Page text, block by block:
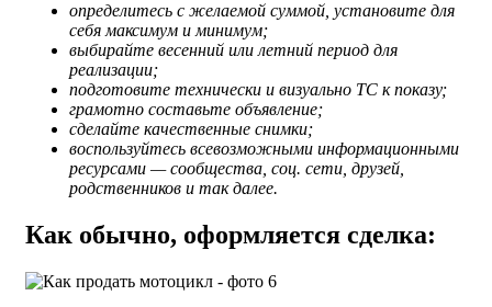
определитесь с желаемой суммой, установите для
себя максимум и минимум;
выбирайте весенний или летний период для
реализации;
подготовите технически и визуально ТС к показу;
грамотно составьте объявление;
сделайте качественные снимки;
воспользуйтесь всевозможными информационными
ресурсами — сообщества, соц. сети, друзей,
родственников и так далее.
Как обычно, оформляется сделка: